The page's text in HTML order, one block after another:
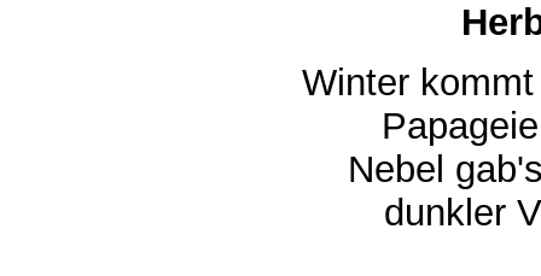
Winter
Nebel
dunkler